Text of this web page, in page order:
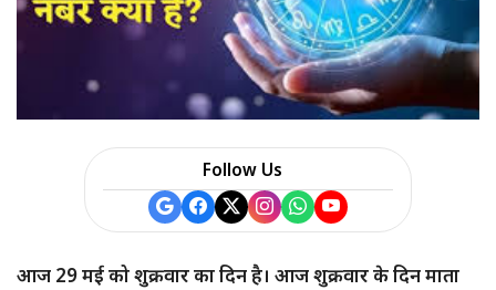
Follow Us
आज 29 मई को शुक्रवार का दिन है। आज शुक्रवार के दिन माता
a